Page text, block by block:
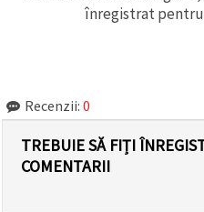
înregistrat pentru
Recenzii: 0
TREBUIE SĂ FIȚI
COMENTARII